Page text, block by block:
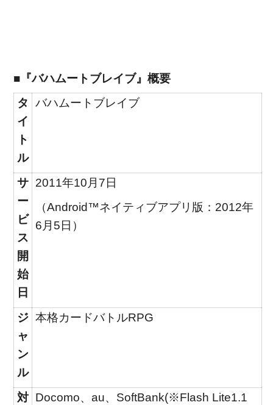
■『バハムートブレイブ』概要
タ
イ
ト
ル
バハムートブレイブ
サ
ー
ビ
ス
開
始
日
2011年10月7日
（Android™ネイティブアプリ版：2012年
6月5日）
ジ
ャ
ン
ル
本格カードバトルRPG
対 Docomo、au、SoftBank(※Flash Lite1.1